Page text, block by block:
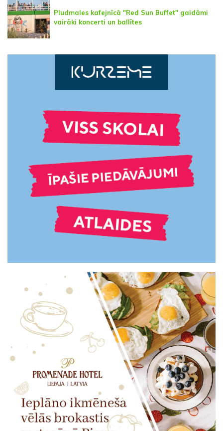
Pludmales kafejnīcā "Red Sun Buffet" gaidāmi
vairāki koncerti un ballītes